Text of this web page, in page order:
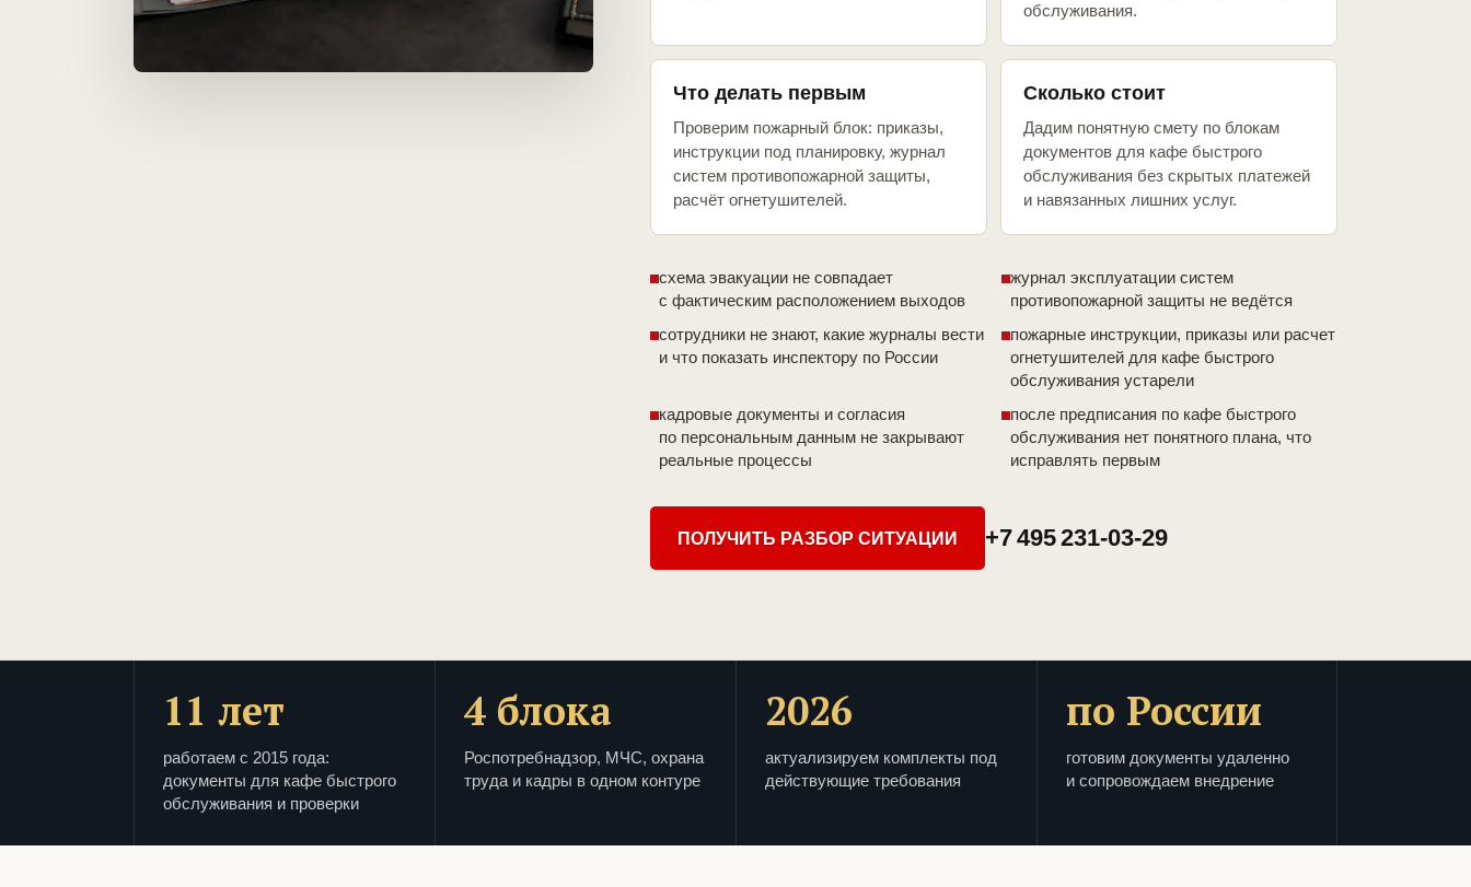
обслуживания.
Что делать первым
Проверим пожарный блок: приказы,
инструкции под планировку, журнал
систем противопожарной защиты,
расчёт огнетушителей.
Сколько стоит
Дадим понятную смету по блокам
документов для кафе быстрого
обслуживания без скрытых платежей
и навязанных лишних услуг.
схема эвакуации не совпадает
с фактическим расположением выходов
журнал эксплуатации систем
противопожарной защиты не ведётся
сотрудники не знают, какие журналы вести
и что показать инспектору по России
пожарные инструкции, приказы или расчет
огнетушителей для кафе быстрого
обслуживания устарели
кадровые документы и согласия
по персональным данным не закрывают
реальные процессы
после предписания по кафе быстрого
обслуживания нет понятного плана, что
исправлять первым
ПОЛУЧИТЬ РАЗБОР СИТУАЦИИ +7 495 231-03-29
11 лет
работаем с 2015 года:
документы для кафе быстрого
обслуживания и проверки
4 блока
Роспотребнадзор, МЧС, охрана
труда и кадры в одном контуре
2026
актуализируем комплекты под
действующие требования
по России
готовим документы удаленно
и сопровождаем внедрение